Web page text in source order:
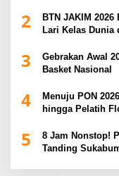
2
BTN JAKIM
Lari Kelas Dunia
3
Gebrakan Awal
Basket Nasional
4
Menuju PON
hingga Pelatih
5
8 Jam Nonstop!
Tanding